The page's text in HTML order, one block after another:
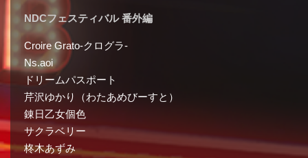
NDCフェスティバル 番外編
Croire Grato-クログラ-
Ns.aoi
ドリームパスポート
芹沢ゆかり（わたあめびーすと）
錬日乙女個色
サクラベリー
柊木あずみ